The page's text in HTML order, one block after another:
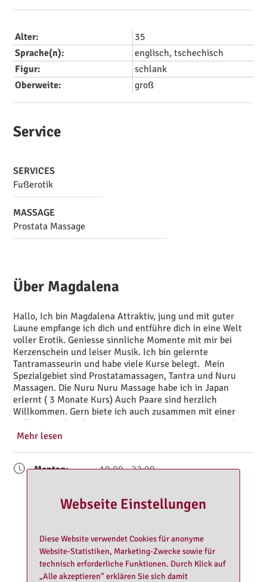
Webseite Einstellungen
Diese Website verwendet Cookies für anonyme
Website-Statistiken, Marketing-Zwecke sowie für
technisch erforderliche Funktionen. Durch Klick auf
„Alle akzeptieren“ erklären Sie sich damit
Alter:
35
Sprache(n):
englisch, tschechisch
Figur:
schlank
Oberweite:
groß
Service
SERVICES
Fußerotik
MASSAGE
Prostata Massage
Über Magdalena
Hallo, Ich bin Magdalena Attraktiv, jung und mit guter
Laune empfange ich dich und entführe dich in eine Welt
voller Erotik. Geniesse sinnliche Momente mit mir bei
Kerzenschein und leiser Musik. Ich bin gelernte
Tantramasseurin und habe viele Kurse belegt. Mein
Spezialgebiet sind Prostatamassagen, Tantra und Nuru
Massagen. Die Nuru Nuru Massage habe ich in Japan
erlernt ( 3 Monate Kurs) Auch Paare sind herzlich
Willkommen. Gern biete ich auch zusammen mit einer
Kollegin vierhändige Massagen an. Mein Winterspezial:
Sinnliche Massagen mit warmen Steinen. Zur kalten
Nuru Massage ein ganz besonderes Erlebnis. Ein kleines
Anschluss das Öl in der Dusche vom Rücken zu entfernen.
Freu mich auf dich. Bis bald Magdalena
Mehr lesen
Montag:
10:00 - 22:00
Mittwoch:
10:00 - 22:00
Donnerstag:
10:00 - 22:00
Samstag:
10:00 - 22:00
Sonntag:
10:00 - 22:00
Feiertag:
10:00 - 22:00